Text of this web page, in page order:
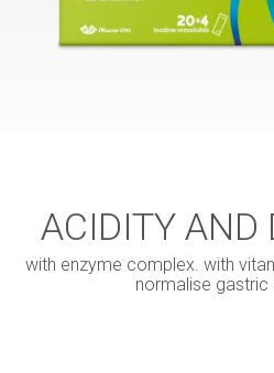
ACIDITY AND
with enzyme complex. with
normalise gastric